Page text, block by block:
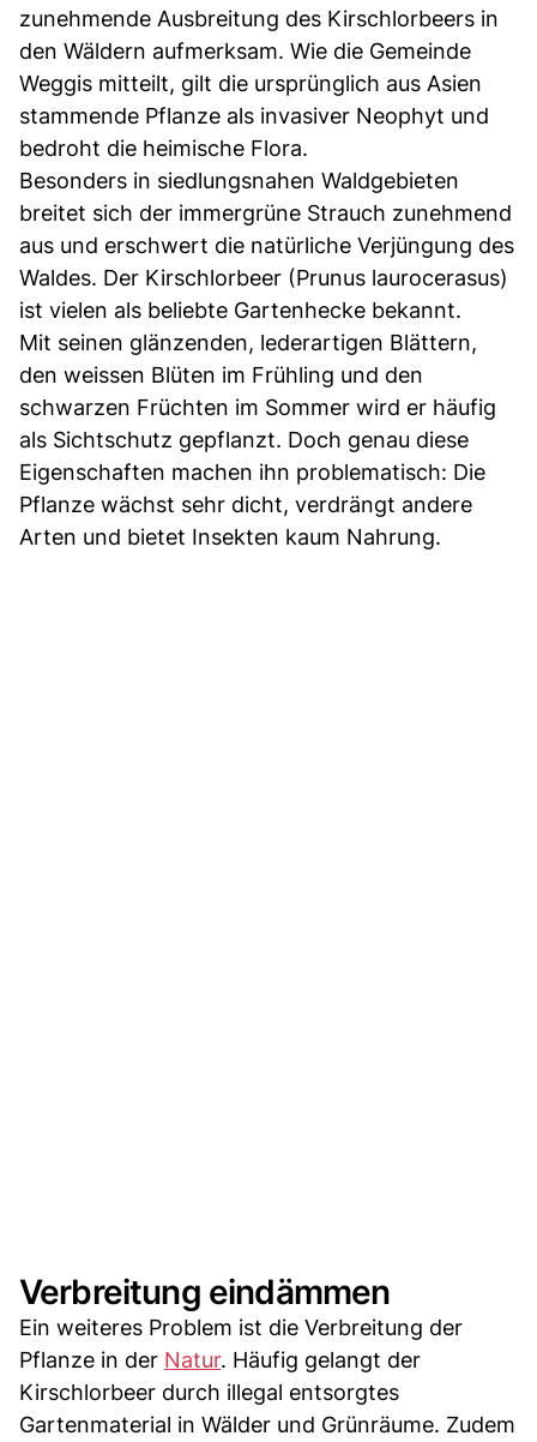
zunehmende Ausbreitung des Kirschlorbeers in
den Wäldern aufmerksam. Wie die Gemeinde
Weggis mitteilt, gilt die ursprünglich aus Asien
stammende Pflanze als invasiver Neophyt und
bedroht die heimische Flora.
Besonders in siedlungsnahen Waldgebieten
breitet sich der immergrüne Strauch zunehmend
aus und erschwert die natürliche Verjüngung des
Waldes. Der Kirschlorbeer (Prunus laurocerasus)
ist vielen als beliebte Gartenhecke bekannt.
Mit seinen glänzenden, lederartigen Blättern,
den weissen Blüten im Frühling und den
schwarzen Früchten im Sommer wird er häufig
als Sichtschutz gepflanzt. Doch genau diese
Eigenschaften machen ihn problematisch: Die
Pflanze wächst sehr dicht, verdrängt andere
Arten und bietet Insekten kaum Nahrung.
Verbreitung eindämmen
Ein weiteres Problem ist die Verbreitung der
Pflanze in der Natur. Häufig gelangt der
Kirschlorbeer durch illegal entsorgtes
Gartenmaterial in Wälder und Grünräume. Zudem